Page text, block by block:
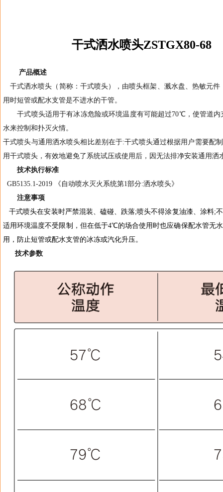
干式洒水喷头ZSTGX80-68
产品概述
干式洒水喷头（简称：干式喷头），由喷头框架、溅水盘、热敏元
用时短管或配水支管是不进水的干管。
干式喷头适用于有冰冻危险或环境温度有可能超过70℃，使管道内
水来控制和扑灭火情。
干式喷头与通用洒水喷头相比差别在于:干式喷头通过根据用户需要配
用干式喷头，有效地避免了系统试压或使用后，因无法排净安装通用洒
技术执行标准
GB5135.1-2019 《自动喷水灭火系统第1部分:洒水喷头》
注意事项
干式喷头在安装时严禁混装、磕碰、跌落;喷头不得涂复油漆、涂料;
适用环境温度不受限制，但在低于4℃的场合使用时也应确保配水管无
用，防止短管或配水支管的冰冻或汽化升压。
技术参数